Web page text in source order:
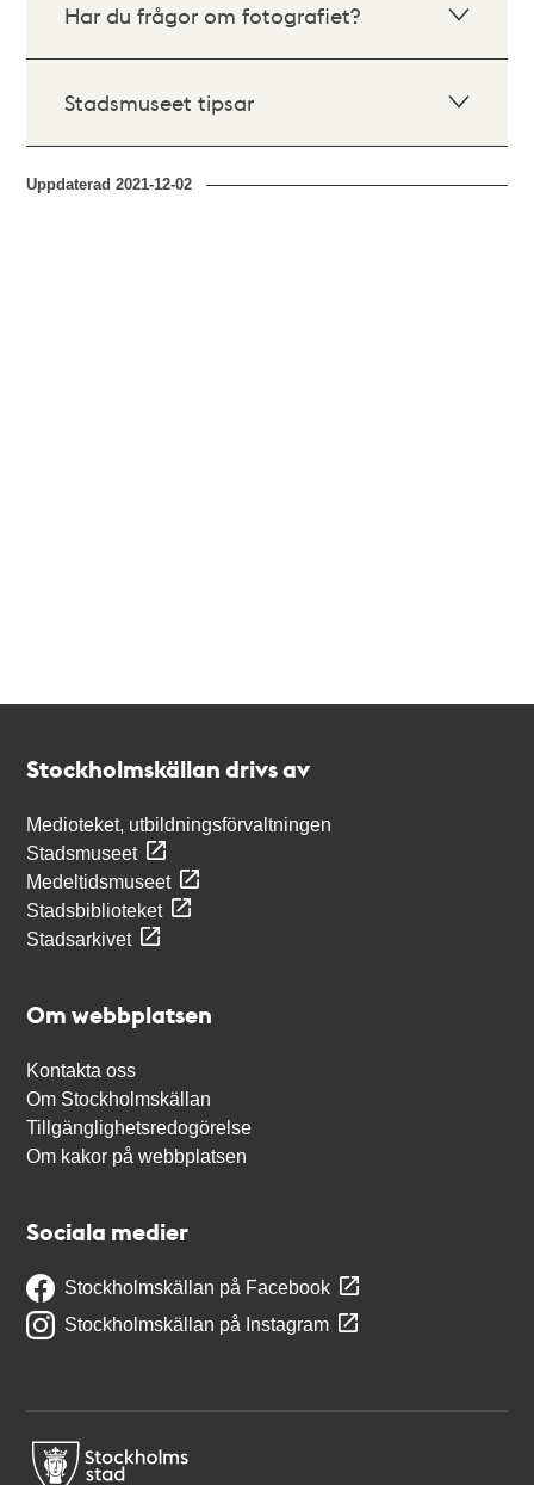
Har du frågor om fotografiet?
Stadsmuseet tipsar
Uppdaterad2021-12-02
Stockholmskällan drivs av
Medioteket, utbildningsförvaltningen
Stadsmuseet
Medeltidsmuseet
Stadsbiblioteket
Stadsarkivet
Om webbplatsen
Kontakta oss
Om Stockholmskällan
Tillgänglighetsredogörelse
Om kakor på webbplatsen
Sociala medier
Stockholmskällan på Facebook
Stockholmskällan på Instagram